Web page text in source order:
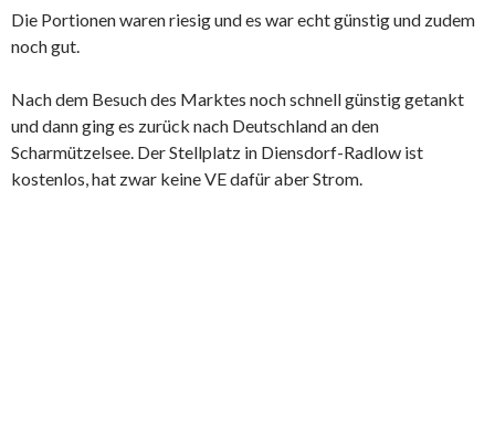
Die Portionen waren riesig und es war echt günstig und zudem
noch gut.
Nach dem Besuch des Marktes noch schnell günstig getankt
und dann ging es zurück nach Deutschland an den
Scharmützelsee. Der Stellplatz in Diensdorf-Radlow ist
kostenlos, hat zwar keine VE dafür aber Strom.